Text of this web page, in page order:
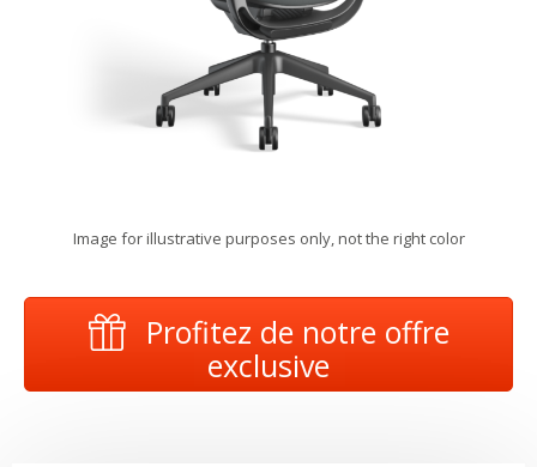
Image for illustrative purposes only, not the right color
Profitez de notre offre
exclusive